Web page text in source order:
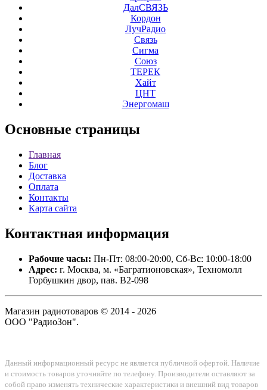
ДалСВЯЗЬ
Кордон
ЛучРадио
Связь
Сигма
Союз
ТЕРЕК
Хайт
ЦНТ
Энергомаш
Основные страницы
Главная
Блог
Доставка
Оплата
Контакты
Карта сайта
Контактная информация
Рабочие часы: Пн-Пт: 08:00-20:00, Сб-Вс: 10:00-18:00
Адрес: г. Москва, м. «Багратионовская», Техномолл
Горбушкин двор, пав. B2-098
Магазин радиотоваров © 2014 - 2026
ООО "РадиоЗон".
Данный информационный ресурс не является публичной офертой. Наличие
и стоимость товаров уточняйте по телефону. Производители оставляют за
собой право изменять технические характеристики и внешний вид товаров